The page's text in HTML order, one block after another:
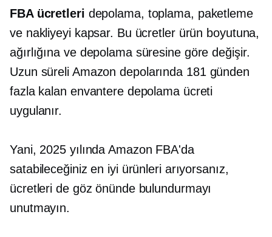
FBA ücretleri depolama, toplama, paketleme
ve nakliyeyi kapsar. Bu ücretler ürün boyutuna,
ağırlığına ve depolama süresine göre değişir.
Uzun süreliAmazon depolarında 181 günden
fazla kalan envantere depolama ücreti
uygulanır.
Yani, 2025 yılında Amazon FBA'da
satabileceğiniz en iyi ürünleri arıyorsanız,
ücretleri de göz önünde bulundurmayı
unutmayın.